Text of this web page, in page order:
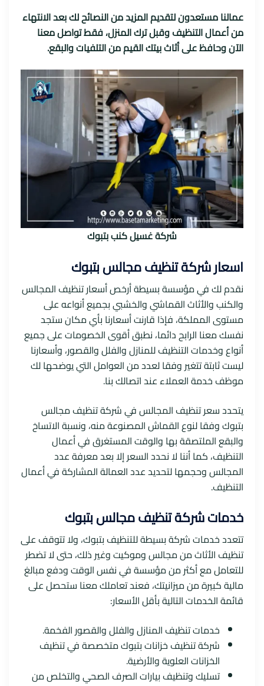
عمالنا مستعدون لتقديم المزيد من النصائح لك بعد الانتهاء
من أعمال التنظيف وقبل ترك المنزل، فقط تواصل معنا
الآن وحافظ على أثاث بيتك القيم من التلفيات والبقع.
شركة غسيل كنب بتبوك
اسعار شركة تنظيف مجالس بتبوك
نقدم لك في مؤسسة بسيطة أرخص أسعار تنظيف المجالس
والكنب والأثاث القماشي والخشبي بجميع أنواعه على
مستوى المملكة، فإذا قارنت أسعارنا بأي مكان ستجد
نفسك معنا الرابح دائما، نطبق أقوى الخصومات على جميع
أنواع وخدمات التنظيف للمنازل والفلل والقصور، وأسعارنا
ليست ثابتة تتغير وفقا لعدد من العوامل التي يوضحها لك
موظف خدمة العملاء عند اتصالك بنا.
يتحدد سعر تنظيف المجالس في شركة تنظيف مجالس
بتبوك وفقا لنوع القماش المصنوعة منه، ونسبة الاتساخ
والبقع الملتصقة بها والوقت المستغرق في أعمال
التنظيف، كما أننا لا نحدد السعر إلا بعد معرفة عدد
المجالس وحجمها لتحديد عدد العمالة المشاركة في أعمال
التنظيف.
خدمات شركة تنظيف مجالس بتبوك
تتعدد خدمات شركة بسيطة للتنظيف بتبوك، ولا تتوقف على
تنظيف الأثاث من مجالس وموكيت وغير ذلك، حتى لا تضطر
للتعامل مع أكثر من مؤسسة في نفس الوقت ودفع مبالغ
مالية كبيرة من ميزانيتك، فعند تعاملك معنا ستحصل على
قائمة الخدمات التالية بأقل الأسعار:
خدمات تنظيف المنازل والفلل والقصور الفخمة.
شركة تنظيف خزانات بتبوك متخصصة في تنظيف
الخزانات العلوية والأرضية.
تسليك وتنظيف بيارات الصرف الصحي والتخلص من